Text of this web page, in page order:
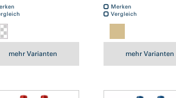
mehr Varianten
Merken
Vergleich
mehr Varianten